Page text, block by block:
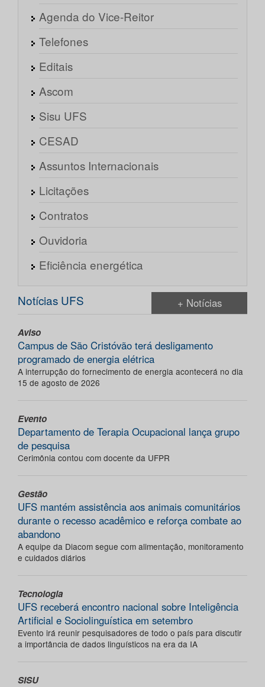
Agenda do Vice-Reitor
Telefones
Editais
Ascom
Sisu UFS
CESAD
Assuntos Internacionais
Licitações
Contratos
Ouvidoria
Eficiência energética
Notícias UFS + Notícias
Aviso
Campus de São Cristóvão terá desligamento
programado de energia elétrica
A interrupção do fornecimento de energia acontecerá no dia
15 de agosto de 2026
Evento
Departamento de Terapia Ocupacional lança grupo
de pesquisa
Cerimônia contou com docente da UFPR
Gestão
UFS mantém assistência aos animais comunitários
durante o recesso acadêmico e reforça combate ao
abandono
A equipe da Diacom segue com alimentação, monitoramento
e cuidados diários
Tecnologia
UFS receberá encontro nacional sobre Inteligência
Artificial e Sociolinguística em setembro
Evento irá reunir pesquisadores de todo o país para discutir
a importância de dados linguísticos na era da IA
SISU